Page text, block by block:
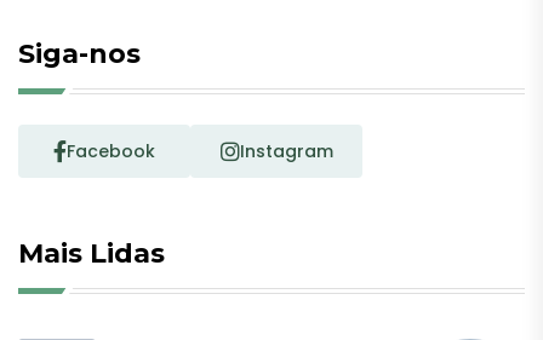
Siga-nos
Facebook Instagram
Mais Lidas